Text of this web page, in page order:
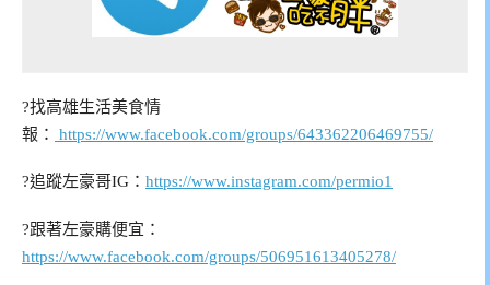
?找高雄生活美食情
報：
https://www.facebook.com/groups/643362206469755/
?追蹤左豪哥IG： https://www.instagram.com/permio1
?跟著左豪購便宜：
https://www.facebook.com/groups/506951613405278/